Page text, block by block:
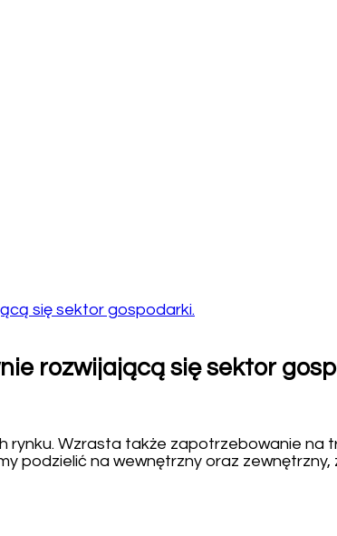
się sektor gospodarki.
rozwijającą się sektor
Wzrasta także zapotrzebowanie na
podzielić na wewnętrzny oraz